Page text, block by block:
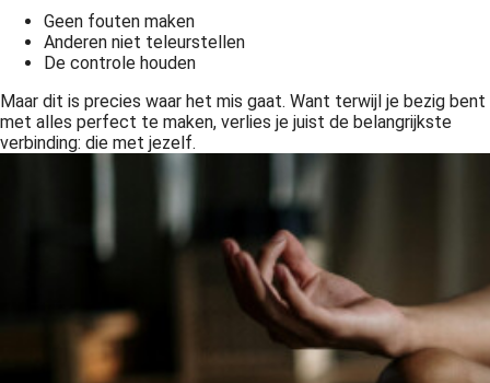
Geen fouten maken
Anderen niet teleurstellen
De controle houden
Maar dit is precies waar het mis gaat. Want terwijl je bezig bent
met alles perfect te maken, verlies je juist de belangrijkste
verbinding: die met jezelf.